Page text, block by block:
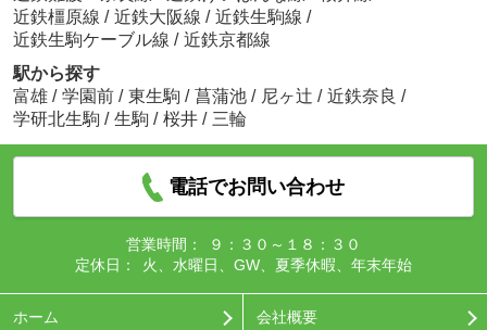
近鉄橿原線 / 近鉄大阪線 / 近鉄生駒線 /
近鉄生駒ケーブル線 / 近鉄京都線
駅から探す
富雄 / 学園前 / 東生駒 / 菖蒲池 / 尼ヶ辻 / 近鉄奈良 /
学研北生駒 / 生駒 / 桜井 / 三輪
電話でお問い合わせ
営業時間：
９：３０～１８：３０
定休日：
火、水曜日、GW、夏季休暇、年末年始
ホーム 会社概要